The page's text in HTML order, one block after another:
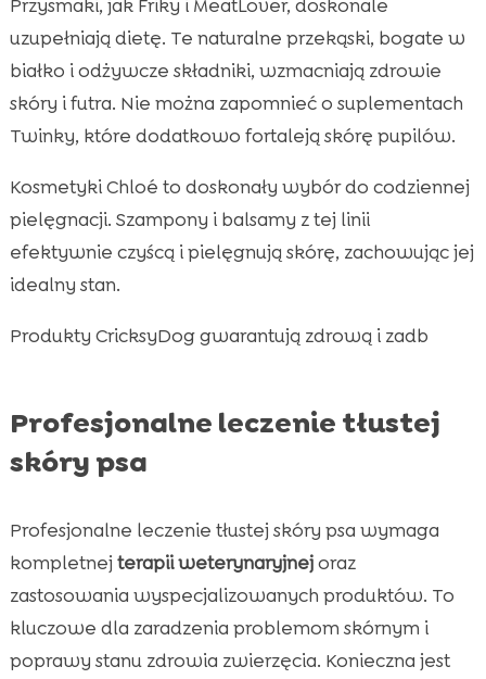
Przysmaki, jak Friky i MeatLover, doskonale
uzupełniają dietę. Te naturalne przekąski, bogate w
białko i odżywcze składniki, wzmacniają zdrowie
skóry i futra. Nie można zapomnieć o suplementach
Twinky, które dodatkowo fortaleją skórę pupilów.
Kosmetyki Chloé to doskonały wybór do codziennej
pielęgnacji. Szampony i balsamy z tej linii
efektywnie czyścą i pielęgnują skórę, zachowując jej
idealny stan.
Produkty CricksyDog gwarantują zdrową i zadb
Profesjonalne leczenie tłustej
skóry psa
Profesjonalne leczenie tłustej skóry psa wymaga
kompletnej terapii weterynaryjnejoraz
zastosowania wyspecjalizowanych produktów. To
kluczowe dla zaradzenia problemom skórnym i
poprawy stanu zdrowia zwierzęcia. Konieczna jest